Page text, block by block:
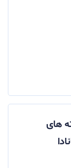
های